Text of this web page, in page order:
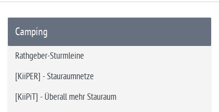
Camping
Rathgeber-Sturmleine
[KiiPER] - Stauraumnetze
[KiiPiT] - Überall mehr Stauraum